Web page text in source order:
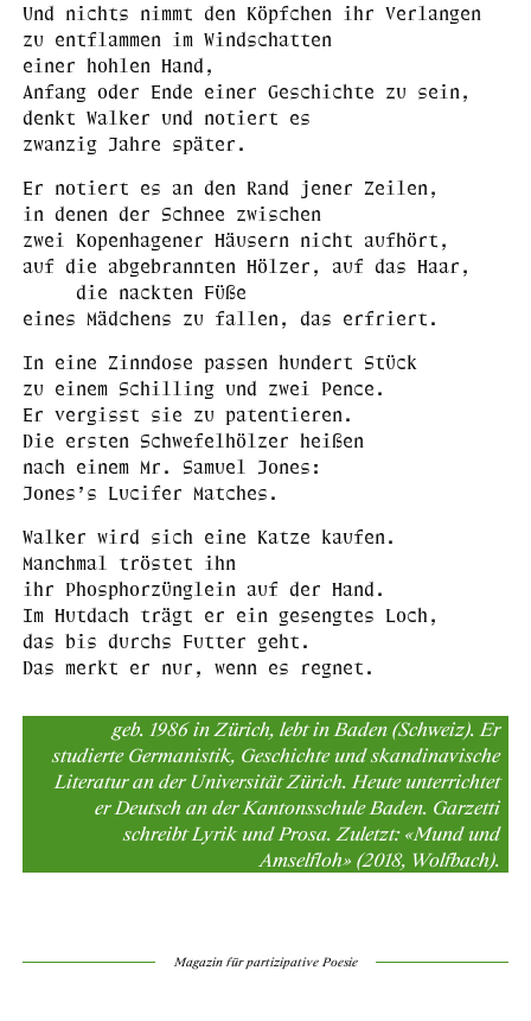
Und nichts nimmt den Köpfchen ihr Verlangen
zu entflammen im Windschatten
einer hohlen Hand,
Anfang oder Ende einer Geschichte zu sein,
denkt Walker und notiert es
zwanzig Jahre später.
Er notiert es an den Rand jener Zeilen,
in denen der Schnee zwischen
zwei Kopenhagener Häusern nicht aufhört,
auf die abgebrannten Hölzer, auf das Haar,
die nackten Füße
eines Mädchens zu fallen, das erfriert.
In eine Zinndose passen hundert Stück
zu einem Schilling und zwei Pence.
Er vergisst sie zu patentieren.
Die ersten Schwefelhölzer heißen
nach einem Mr. Samuel Jones:
Jones’s Lucifer Matches.
Walker wird sich eine Katze kaufen.
Manchmal tröstet ihn
ihr Phosphorzünglein auf der Hand.
Im Hutdach trägt er ein gesengtes Loch,
das bis durchs Futter geht.
Das merkt er nur, wenn es regnet.
geb. 1986 in Zürich, lebt in Baden (Schweiz). Er
studierte Germanistik, Geschichte und skandinavische
Literatur an der Universität Zürich. Heute unterrichtet
er Deutsch an der Kantonsschule Baden. Garzetti
schreibt Lyrik und Prosa. Zuletzt: «Mund und
Amselfloh» (2018, Wolfbach).
Magazin für partizipative Poesie